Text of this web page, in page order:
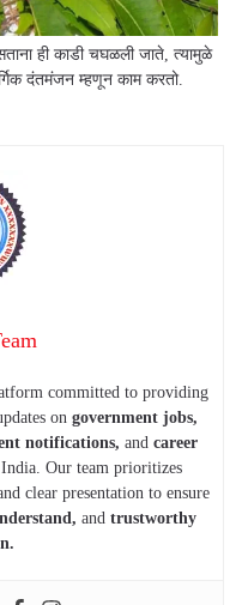
ही काडी चघळली जाते, त्यामुळे
दंतमंजन म्हणून काम करतो.
committed to providing
on government jobs,
notifications, and career
Our team prioritizes
clear presentation to ensure
and trustworthy